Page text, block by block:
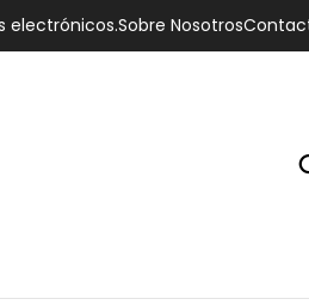
electrónicos.Sobre Nosotros